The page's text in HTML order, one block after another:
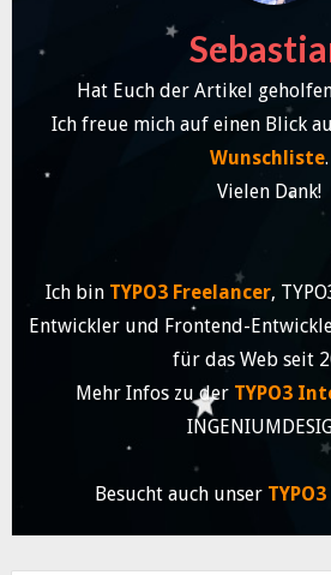
Hat Euch der Artikel
Ich freue mich auf einen Blick
Wunschliste.
Vielen Dank!
Ich bin TYPO3 Freelancer,
Entwickler und Frontend-
für das Web seit
Mehr Infos zu der TYPO3
Besucht auch unser